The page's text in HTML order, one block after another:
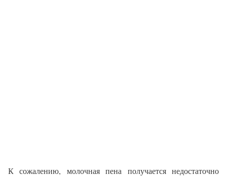
К сожалению, молочная пена получается недостаточно